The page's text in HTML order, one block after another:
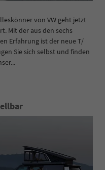
von VW geht jetzt
Mit der aus den sechs
Erfahrung ist der neue T/
Sie sich selbst und finden